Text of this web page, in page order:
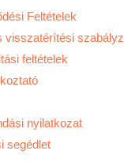
Feltételek
visszatérítési
feltételek​
nyilatkozat
segédlet